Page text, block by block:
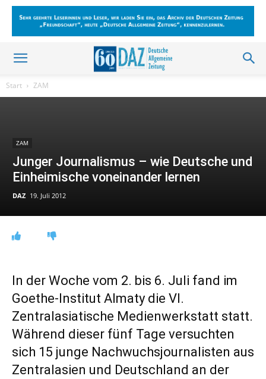
Start ZAM
ZAM
Junger Journalismus – wie Deutsche und
Einheimische voneinander lernen
DAZ 19. Juli 2012
In der Woche vom 2. bis 6. Juli fand im
Goethe-Institut Almaty die VI.
Zentralasiatische Medienwerkstatt statt.
Während dieser fünf Tage versuchten
sich 15 junge Nachwuchsjournalisten aus
Zentralasien und Deutschland an der